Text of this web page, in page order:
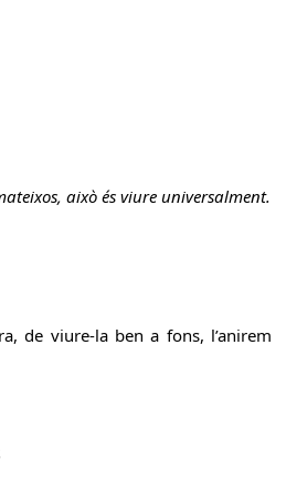
això és viure universalment.
de viure-la ben a fons, l’anirem